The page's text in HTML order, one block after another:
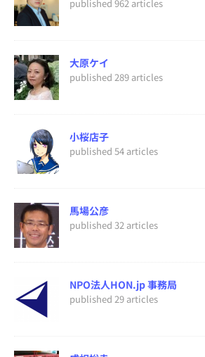
published 962 articles
大原ケイ
published 289 articles
小桜店子
published 54 articles
馬場公彦
published 32 articles
NPO法人HON.jp 事務局
published 29 articles